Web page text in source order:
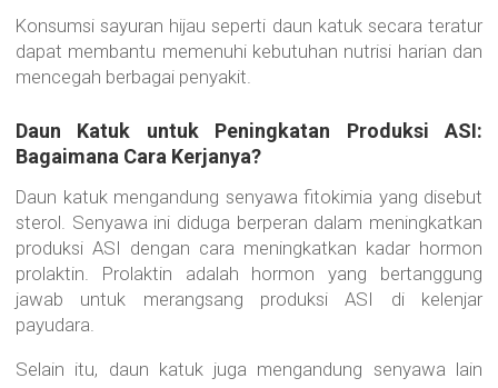
Konsumsi sayuran hijau seperti daun katuk secara teratur
dapat membantu memenuhi kebutuhan nutrisi harian dan
mencegah berbagai penyakit.
Daun Katuk untuk Peningkatan Produksi ASI:
Bagaimana Cara Kerjanya?
Daun katuk mengandung senyawa fitokimia yang disebut
sterol. Senyawa ini diduga berperan dalam meningkatkan
produksi ASI dengan cara meningkatkan kadar hormon
prolaktin. Prolaktin adalah hormon yang bertanggung
jawab untuk merangsang produksi ASI di kelenjar
payudara.
Selain itu, daun katuk juga mengandung senyawa lain